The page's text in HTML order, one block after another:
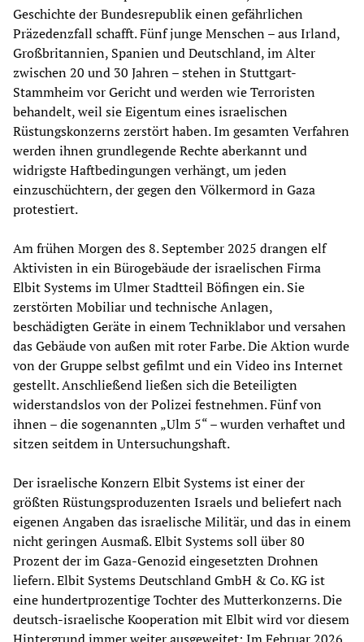
Geschichte der Bundesrepublik einen gefährlichen
Präzedenzfall schafft. Fünf junge Menschen – aus Irland,
Großbritannien, Spanien und Deutschland, im Alter
zwischen 20 und 30 Jahren – stehen in Stuttgart-
Stammheim vor Gericht und werden wie Terroristen
behandelt, weil sie Eigentum eines israelischen
Rüstungskonzerns zerstört haben. Im gesamten Verfahren
werden ihnen grundlegende Rechte aberkannt und
widrigste Haftbedingungen verhängt, um jeden
einzuschüchtern, der gegen den Völkermord in Gaza
protestiert.
Am frühen Morgen des 8. September 2025 drangen elf
Aktivisten in ein Bürogebäude der israelischen Firma
Elbit Systems im Ulmer Stadtteil Böfingen ein. Sie
zerstörten Mobiliar und technische Anlagen,
beschädigten Geräte in einem Techniklabor und versahen
das Gebäude von außen mit roter Farbe. Die Aktion wurde
von der Gruppe selbst gefilmt und ein Video ins Internet
gestellt. Anschließend ließen sich die Beteiligten
widerstandslos von der Polizei festnehmen. Fünf von
ihnen – die sogenannten „Ulm 5“ – wurden verhaftet und
sitzen seitdem in Untersuchungshaft.
Der israelische Konzern Elbit Systems ist einer der
größten Rüstungsproduzenten Israels und beliefert nach
eigenen Angaben das israelische Militär, und das in einem
nicht geringen Ausmaß. Elbit Systems soll über 80
Prozent der im Gaza-Genozid eingesetzten Drohnen
liefern. Elbit Systems Deutschland GmbH & Co. KG ist
eine hundertprozentige Tochter des Mutterkonzerns. Die
deutsch-israelische Kooperation mit Elbit wird vor diesem
Hintergrund immer weiter ausgeweitet: Im Februar 2026